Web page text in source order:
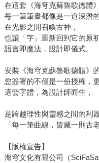
在這套《海穹克蘇魯歌德體
每一筆筆畫都像是一道深潛
在光影之間召喚古神，
也讓「字」重新回到它的原
語言即魔法，設計即儀式。
安裝《海穹克蘇魯歌德體》
您簽署的不僅是一份授權，
這套字體，為設計師而生，
是跨越理性與靈感之間的利
「每一筆曲線，皆藏一則古
【版權宣告】
海穹文化有限公司（